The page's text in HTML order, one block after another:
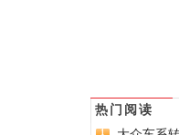
热门阅读
1